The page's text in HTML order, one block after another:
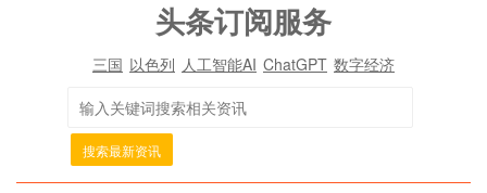
头条订阅服务
三国 以色列 人工智能AI ChatGPT 数字经济
搜索最新资讯